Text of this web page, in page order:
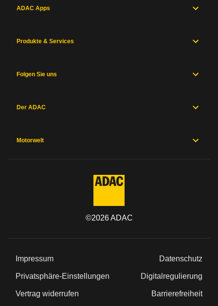
ADAC Apps
Produkte & Services
Folgen Sie uns
Der ADAC
Motorwelt
©2026ADAC
Impressum Datenschutz
Privatsphäre-Einstellungen Digitalregulierung
Vertrag widerrufen Barrierefreiheit